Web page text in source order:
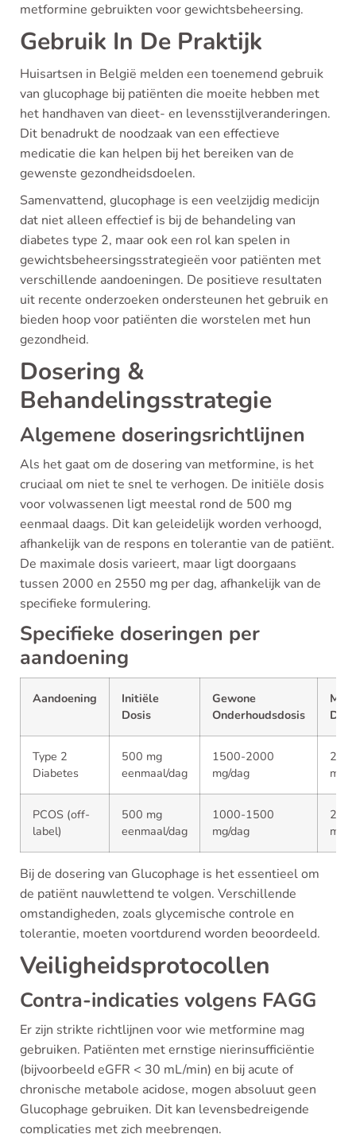
metformine gebruikten voor gewichtsbeheersing.
Gebruik In De Praktijk
Huisartsen in België melden een toenemend gebruik
van glucophage bij patiënten die moeite hebben met
het handhaven van dieet- en levensstijlveranderingen.
Dit benadrukt de noodzaak van een effectieve
medicatie die kan helpen bij het bereiken van de
gewenste gezondheidsdoelen.
Samenvattend, glucophage is een veelzijdig medicijn
dat niet alleen effectief is bij de behandeling van
diabetes type 2, maar ook een rol kan spelen in
gewichtsbeheersingsstrategieën voor patiënten met
verschillende aandoeningen. De positieve resultaten
uit recente onderzoeken ondersteunen het gebruik en
bieden hoop voor patiënten die worstelen met hun
gezondheid.
Dosering &
Behandelingsstrategie
Algemene doseringsrichtlijnen
Als het gaat om de dosering van metformine, is het
cruciaal om niet te snel te verhogen. De initiële dosis
voor volwassenen ligt meestal rond de 500 mg
eenmaal daags. Dit kan geleidelijk worden verhoogd,
afhankelijk van de respons en tolerantie van de patiënt.
De maximale dosis varieert, maar ligt doorgaans
tussen 2000 en 2550 mg per dag, afhankelijk van de
specifieke formulering.
Specifieke doseringen per
aandoening
Aandoening
Initiële
Dosis
Gewone
Onderhoudsdosis
Type 2
Diabetes
500 mg
eenmaal/dag
1500-2000
mg/dag
mg/
PCOS (off-
label)
500 mg
eenmaal/dag
1000-1500
mg/dag
mg/
Bij de dosering van Glucophage is het essentieel om
de patiënt nauwlettend te volgen. Verschillende
omstandigheden, zoals glycemische controle en
tolerantie, moeten voortdurend worden beoordeeld.
Veiligheidsprotocollen
Contra-indicaties volgens FAGG
Er zijn strikte richtlijnen voor wie metformine mag
gebruiken. Patiënten met ernstige nierinsufficiëntie
(bijvoorbeeld eGFR < 30 mL/min) en bij acute of
chronische metabole acidose, mogen absoluut geen
Glucophage gebruiken. Dit kan levensbedreigende
complicaties met zich meebrengen.